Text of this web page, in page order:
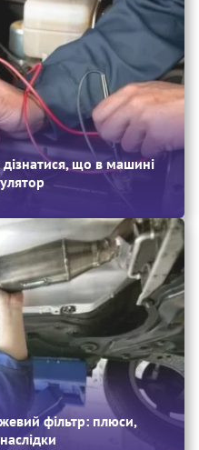
що в машині
фільтр: плюси,